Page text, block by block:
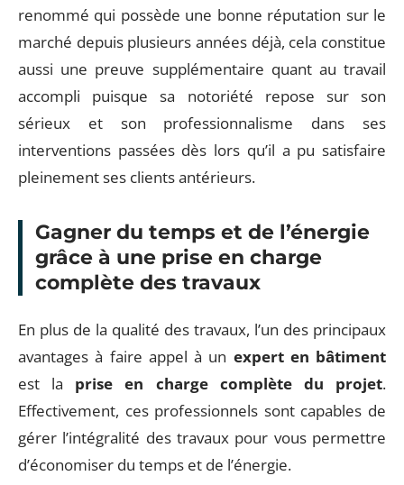
renommé qui possède une bonne réputation sur le
marché depuis plusieurs années déjà, cela constitue
aussi une preuve supplémentaire quant au travail
accompli puisque sa notoriété repose sur son
sérieux et son professionnalisme dans ses
interventions passées dès lors qu’il a pu satisfaire
pleinement ses clients antérieurs.
Gagner du temps et de l’énergie
grâce à une prise en charge
complète des travaux
En plus de la qualité des travaux, l’un des principaux
avantages à faire appel à un expert en bâtiment
est la prise en charge complète du projet.
Effectivement, ces professionnels sont capables de
gérer l’intégralité des travaux pour vous permettre
d’économiser du temps et de l’énergie.